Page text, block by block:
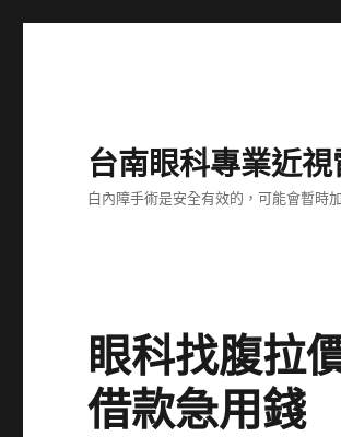
台南眼科專業近
白內障手術是安全有效的，可能會暫時
眼科找腹拉
借款急用錢